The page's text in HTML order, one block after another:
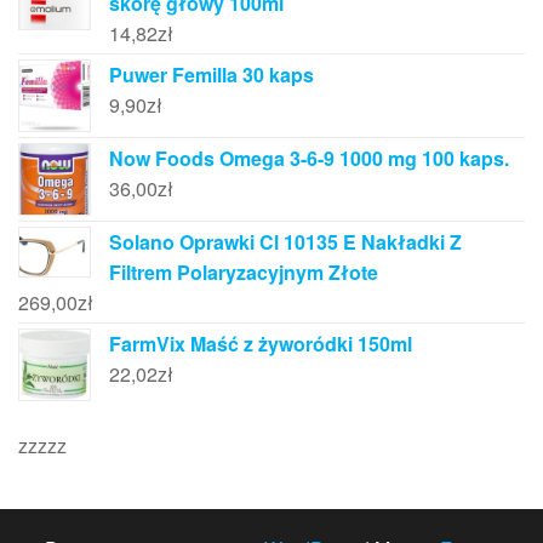
14,82zł
Puwer Femilla 30 kaps
9,90zł
Now Foods Omega 3-6-9 1000 mg 100 kaps.
36,00zł
Solano Oprawki Cl 10135 E Nakładki Z
Filtrem Polaryzacyjnym Złote
269,00zł
FarmVix Maść z żyworódki 150ml
22,02zł
zzzzz